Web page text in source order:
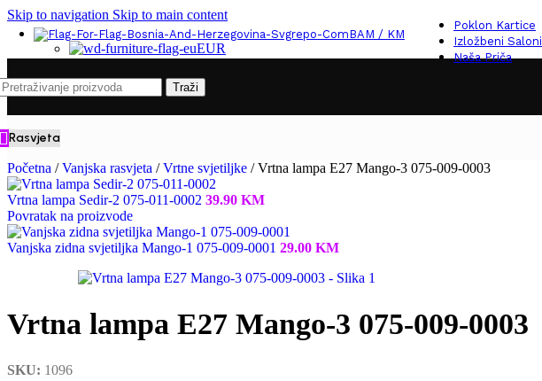
Skip to navigation Skip to main content
BAM / KM
EUR
Poklon Kartice
Izložbeni Saloni
Naša Priča
Traži
Rasvjeta
Početna / Vanjska rasvjeta / Vrtne svjetiljke / Vrtna lampa E27 Mango-3 075-009-0003
Vrtna lampa Sedir-2 075-011-0002 39.90 KM
Povratak na proizvode
Vanjska zidna svjetiljka Mango-1 075-009-0001 29.00 KM
Vrtna lampa E27 Mango-3 075-009-0003
SKU: 1096